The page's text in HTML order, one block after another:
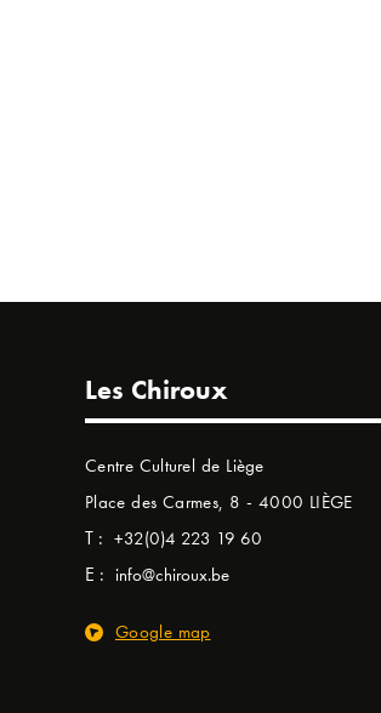
Les Chiroux
Centre Culturel de Liège
Place des Carmes, 8 - 4000 LIÈGE
T : +32(0)4 223 19 60
E : info@chiroux.be
Google map